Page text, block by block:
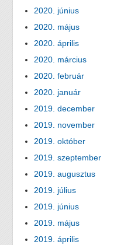
2020. június
2020. május
2020. április
2020. március
2020. február
2020. január
2019. december
2019. november
2019. október
2019. szeptember
2019. augusztus
2019. július
2019. június
2019. május
2019. április